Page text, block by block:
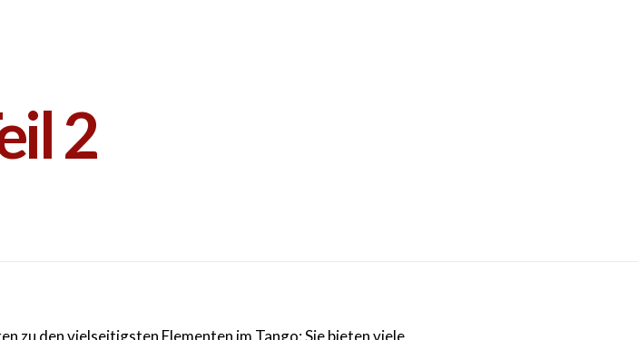
2
zu den vielseitigsten Elementen im Tango: Sie bieten viele